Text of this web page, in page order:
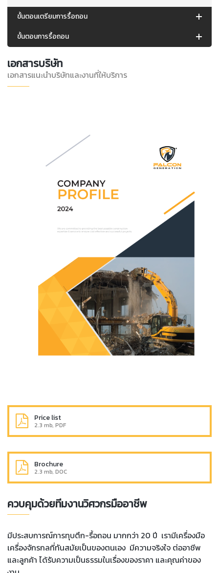
ขั้นตอนเตรียมการรื้อถอน
ขั้นตอนการรื้อถอน
เอกสารบริษัท
เอกสารแนะนำบริษัทและงานที่ให้บริการ
Price list
2.3 mb, PDF
Brochure
2.3 mb, DOC
ควบคุมด้วยทีมงานวิศวกรมืออาชีพ
มีประสบการณ์การทุบตึก-รื้อถอน มากกว่า 20 ปี เรามีเครื่องมือ
เครื่องจักรกลที่ทันสมัยเป็นของตนเอง มีความจริงใจ ต่ออาชีพ
และลูกค้า ได้รับความเป็นธรรมในเรื่องของราคา และคุณค่าของ